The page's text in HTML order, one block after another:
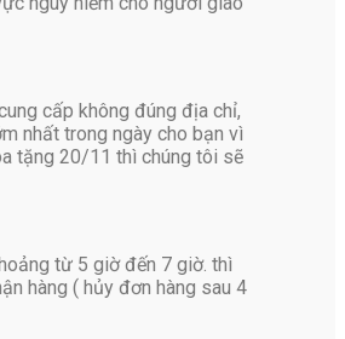
cấp không đúng địa chỉ,
nhất trong ngày cho bạn vì
tặng 20/11 thì chúng tôi sẽ
từ 5 giờ đến 7 giờ. thì
hàng ( hủy đơn hàng sau 4